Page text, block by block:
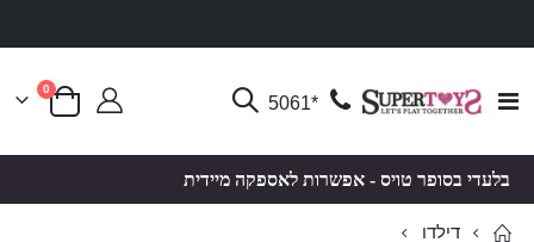
Toggle
*5061 סל קניות
0פריטים
בלעדי בסופר טויס - אפשרות לאספקה מיידית
דילדו